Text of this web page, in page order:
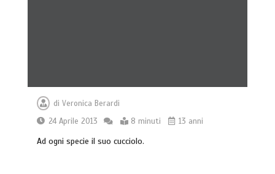
diVeronica Berardi
24 Aprile 2013
8 minuti 13 anni
Ad ogni specie il suo cucciolo.